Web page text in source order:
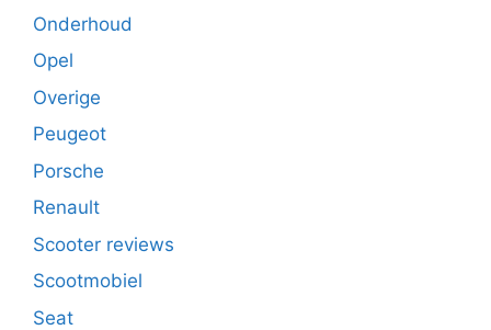
Onderhoud
Opel
Overige
Peugeot
Porsche
Renault
Scooter reviews
Scootmobiel
Seat